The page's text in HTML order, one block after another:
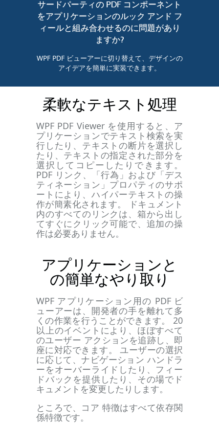
サードパーティの PDF コンポーネント
をアプリケーションのルック アンド フ
ィールと組み合わせるのに問題があり
ますか?
WPF PDF ビューアーに切り替えて、デザインの
アイデアを簡単に実装できます。
柔軟なテキスト処理
WPF PDF Viewer を使用すると、ア
プリケーションでテキスト検索を実
行したり、テキストの断片を選択し
たり、テキストの指定された部分を
選択してコピーしたりできます。
PDF リンク、「行為」および「デス
ティネーション」プロパティのサポ
ートにより、ハイパーテキストの操
作が簡素化されます。 ドキュメント
内のすべてのリンクは、箱から出し
てすぐにクリック可能で、追加の操
作は必要ありません。
アプリケーションと
の簡単なやり取り
WPF アプリケーション用の PDF ビ
ューアーは、開発者の手を離れて多
くの作業を行うことができます。 20
以上のイベントにより、ほぼすべて
のユーザー アクションを追跡し、即
座に対応できます。 ユーザーの選択
に応じて、ナビゲーション ハンドラ
ーをオーバーライドしたり、フィー
ドバックを提供したり、その場でド
キュメントを変更したりします。
ところで、コア 特徴はすべて依存関
係特徴です。